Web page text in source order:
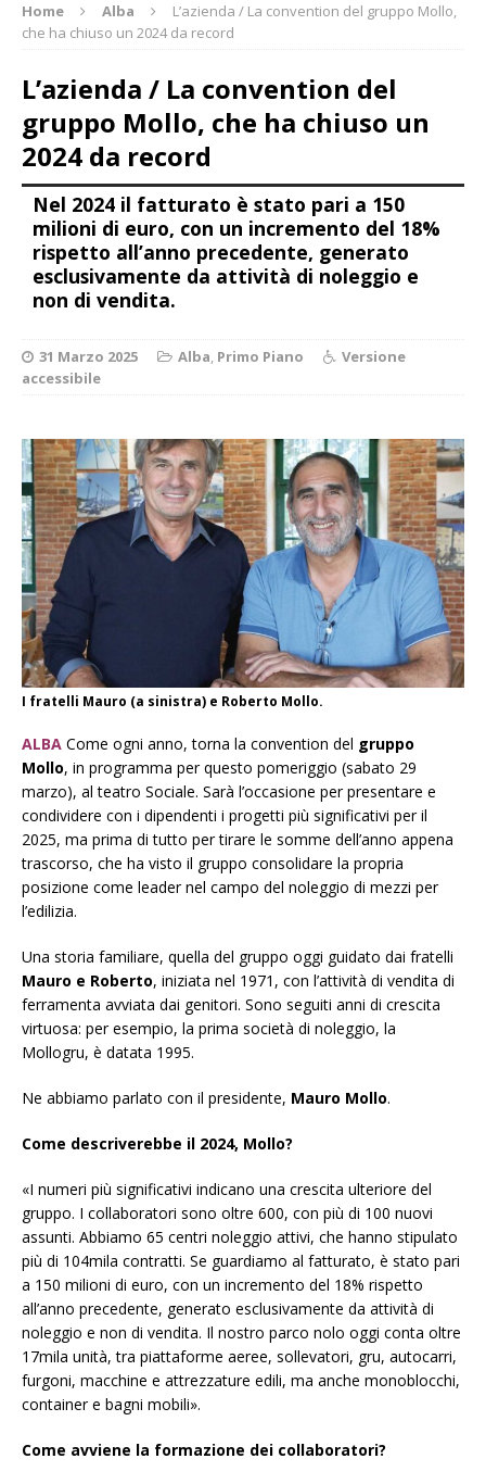
Home Alba
L’azienda / La convention del gruppo Mollo,
che ha chiuso un 2024 da record
L’azienda / La convention del
gruppo Mollo, che ha chiuso un
2024 da record
Nel 2024 il fatturato è stato pari a 150
milioni di euro, con un incremento del 18%
rispetto all’anno precedente, generato
esclusivamente da attività di noleggio e
non di vendita.
31 Marzo 2025 Alba, Primo Piano
Versione
accessibile
I fratelli Mauro (a sinistra) e Roberto Mollo.
ALBA Come ogni anno, torna la convention del gruppo
Mollo, in programma per questo pomeriggio (sabato 29
marzo), al teatro Sociale. Sarà l’occasione per presentare e
condividere con i dipendenti i progetti più significativi per il
2025, ma prima di tutto per tirare le somme dell’anno appena
trascorso, che ha visto il gruppo consolidare la propria
posizione come leader nel campo del noleggio di mezzi per
l’edilizia.
Una storia familiare, quella del gruppo oggi guidato dai fratelli
Mauro e Roberto, iniziata nel 1971, con l’attività di vendita di
ferramenta avviata dai genitori. Sono seguiti anni di crescita
virtuosa: per esempio, la prima società di noleggio, la
Mollogru, è datata 1995.
Ne abbiamo parlato con il presidente, Mauro Mollo.
Come descriverebbe il 2024, Mollo?
«I numeri più significativi indicano una crescita ulteriore del
gruppo. I collaboratori sono oltre 600, con più di 100 nuovi
assunti. Abbiamo 65 centri noleggio attivi, che hanno stipulato
più di 104mila contratti. Se guardiamo al fatturato, è stato pari
a 150 milioni di euro, con un incremento del 18% rispetto
all’anno precedente, generato esclusivamente da attività di
noleggio e non di vendita. Il nostro parco nolo oggi conta oltre
17mila unità, tra piattaforme aeree, sollevatori, gru, autocarri,
furgoni, macchine e attrezzature edili, ma anche monoblocchi,
container e bagni mobili».
Come avviene la formazione dei collaboratori?